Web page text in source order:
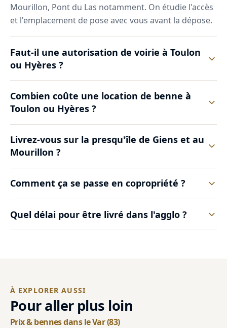
Mourillon, Pont du Las notamment. On étudie l'accès
et l'emplacement de pose avec vous avant la dépose.
Faut-il une autorisation de voirie à Toulon
ou Hyères ?
Combien coûte une location de benne à
Toulon ou Hyères ?
Livrez-vous sur la presqu'île de Giens et au
Mourillon ?
Comment ça se passe en copropriété ?
Quel délai pour être livré dans l'agglo ?
À EXPLORER AUSSI
Pour aller plus loin
Prix & bennes dans le Var (83)